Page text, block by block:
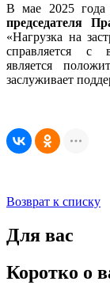
В мае 2025 года
председателя
«Нагрузка на
справляется с
является
заслуживает
Возврат к списку
Для вас
Коротко о